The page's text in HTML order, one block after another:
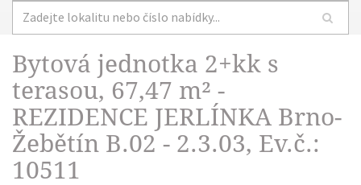
Bytová jednotka 2+kk s
terasou, 67,47 m² -
REZIDENCE JERLÍNKA Brno-
Žebětín B.02 - 2.3.03, Ev.č.:
10511